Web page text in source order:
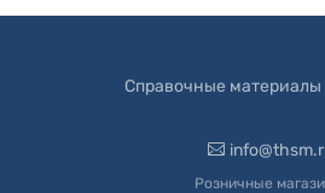
Справочные материалы
Розничные